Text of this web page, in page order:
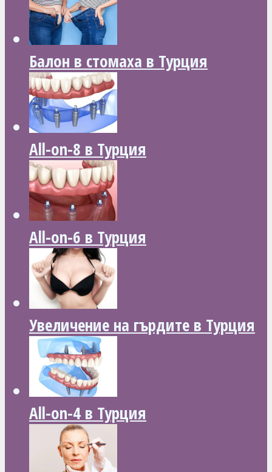
Балон в стомаха в Турция
All-on-8 в Турция
All-on-6 в Турция
Увеличение на гърдите в Турция
All-on-4 в Турция